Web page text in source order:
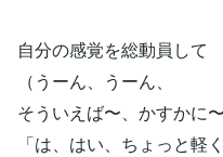
自分の感覚を総動員して
（うーん、うーん、
そういえば〜、かすかに
「は、はい、ちょっと軽